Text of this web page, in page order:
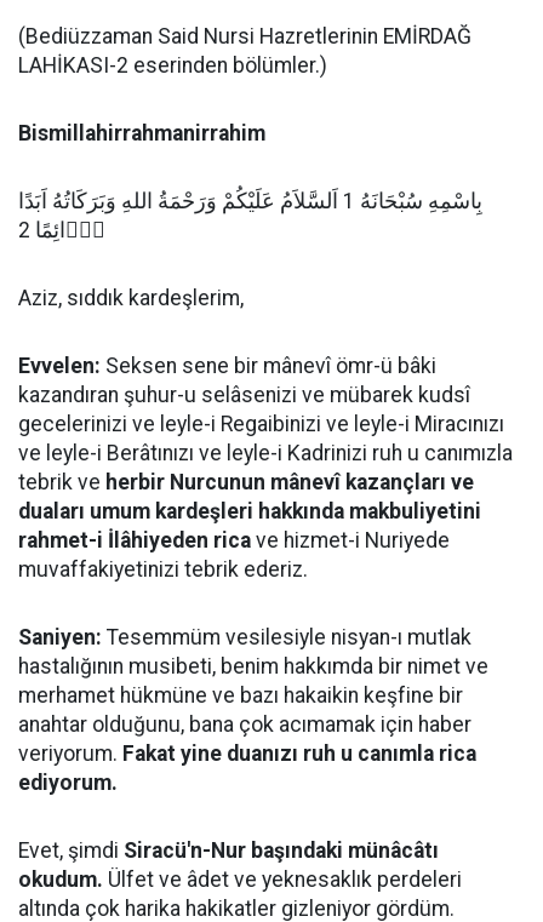
(Bediüzzaman Said Nursi Hazretlerinin EMİRDAĞ
LAHİKASI-2 eserinden bölümler.)
Bismillahirrahmanirrahim
بِاسْمِهِ سُبْحَانَهُ 1 اَلسَّلاَمُ عَلَيْكُمْ وَرَحْمَةُ اللهِ وَبَرَكَاتُهُ اَبَدًا
دَۤائِمًا 2
Aziz, sıddık kardeşlerim,
Evvelen: Seksen sene bir mânevî ömr-ü bâki
kazandıran şuhur-u selâsenizi ve mübarek kudsî
gecelerinizi ve leyle-i Regaibinizi ve leyle-i Miracınızı
ve leyle-i Berâtınızı ve leyle-i Kadrinizi ruh u canımızla
tebrik ve herbir Nurcunun mânevî kazançları ve
duaları umum kardeşleri hakkında makbuliyetini
rahmet-i İlâhiyeden rica ve hizmet-i Nuriyede
muvaffakiyetinizi tebrik ederiz.
Saniyen: Tesemmüm vesilesiyle nisyan-ı mutlak
hastalığının musibeti, benim hakkımda bir nimet ve
merhamet hükmüne ve bazı hakaikin keşfine bir
anahtar olduğunu, bana çok acımamak için haber
veriyorum. Fakat yine duanızı ruh u canımla rica
ediyorum.
Evet, şimdi Siracü'n-Nur başındaki münâcâtı
okudum. Ülfet ve âdet ve yeknesaklık perdeleri
altında çok harika hakikatler gizleniyor gördüm.